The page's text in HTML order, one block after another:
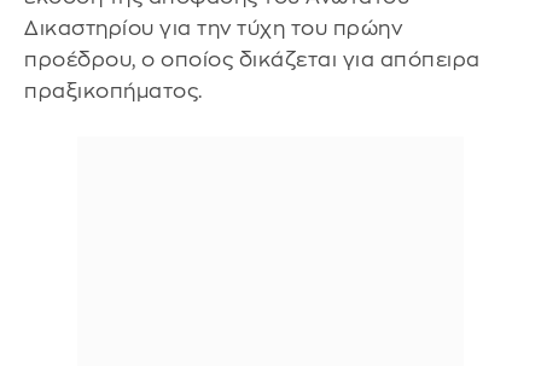
Δικαστηρίου για την τύχη του πρώην
προέδρου, ο οποίος δικάζεται για απόπειρα
πραξικοπήματος.